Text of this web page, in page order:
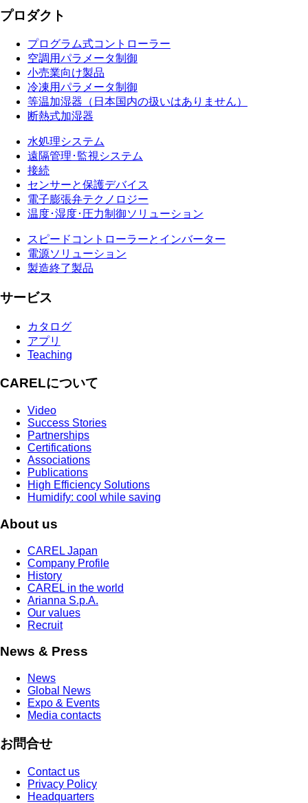
プロダクト
プログラム式コントローラー
空調用パラメータ制御
小売業向け製品
冷凍用パラメータ制御
等温加湿器（日本国内の扱いはありません）
断熱式加湿器
水処理システム
遠隔管理･監視システム
接続
センサーと保護デバイス
電子膨張弁テクノロジー
温度･湿度･圧力制御ソリューション
スピードコントローラーとインバーター
電源ソリューション
製造終了製品
サービス
カタログ
アプリ
Teaching
CARELについて
Video
Success Stories
Partnerships
Certifications
Associations
Publications
High Efficiency Solutions
Humidify: cool while saving
About us
CAREL Japan
Company Profile
History
CAREL in the world
Arianna S.p.A.
Our values
Recruit
News & Press
News
Global News
Expo & Events
Media contacts
お問合せ
Contact us
Privacy Policy
Headquarters